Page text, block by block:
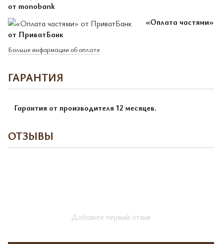
от monobank
«Оплата частями»
от ПриватБанк
Больше информации об оплате
ГАРАНТИЯ
Гарантия от производителя 12 месяцев.
ОТЗЫВЫ
Добавьте первый отзыв